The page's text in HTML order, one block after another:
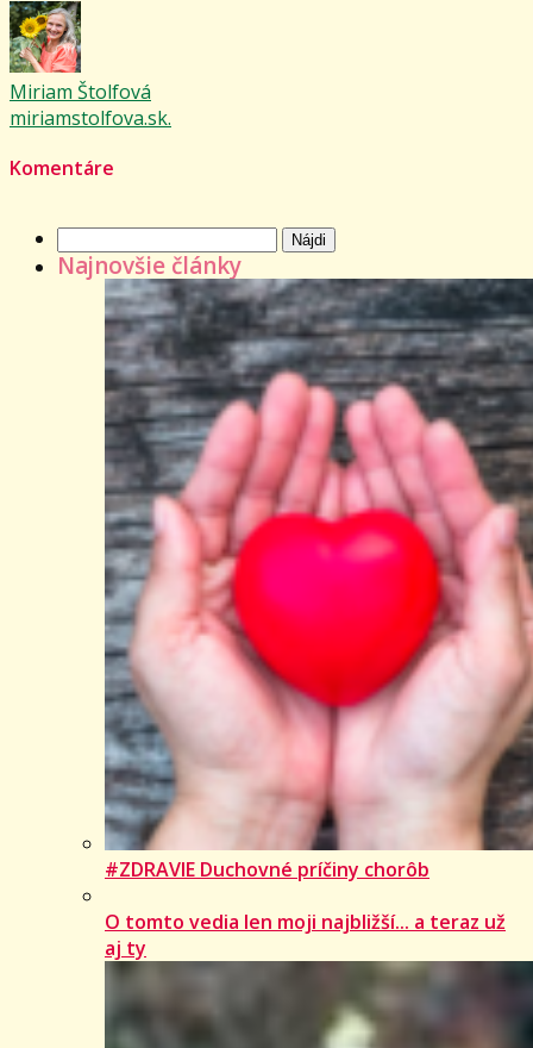
Miriam Štolfová
miriamstolfova.sk.
Komentáre
Hľadať:
Najnovšie články
#ZDRAVIE Duchovné príčiny chorôb
O tomto vedia len moji najbližší... a teraz už
aj ty